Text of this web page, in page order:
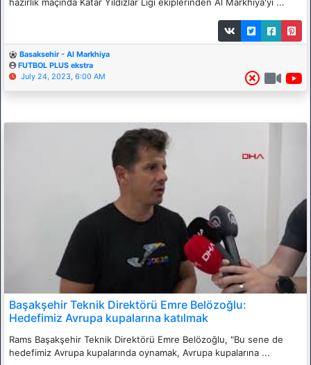
hazırlık maçında Katar Yıldızlar Ligi ekiplerinden Al Markhiya'yı ...
Basaksehir - Al Markhiya
FUTBOL PLUS ekstra
July 24, 2023, 6:00 AM
Başakşehir Teknik Direktörü Emre Belözoğlu:
Hedefimiz Avrupa kupalarına katılmak
Rams Başakşehir Teknik Direktörü Emre Belözoğlu, "Bu sene de
hedefimiz Avrupa kupalarında oynamak, Avrupa kupalarına ...